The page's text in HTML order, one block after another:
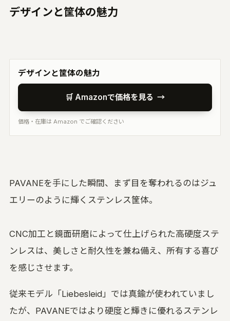
デザインと筐体の魅力
デザインと筐体の魅力
🛒 Amazonで価格を見る →
価格・在庫は Amazon でご確認ください
PAVANEを手にした瞬間、まず目を奪われるのはジュ
エリーのように輝くステンレス筐体。
CNC加工と鏡面研磨によって仕上げられた高硬度ステ
ンレスは、美しさと耐久性を兼ね備え、所有する喜び
を感じさせます。
従来モデル「Liebesleid」では真鍮が使われていまし
たが、PAVANEではより硬度と輝きに優れるステンレ